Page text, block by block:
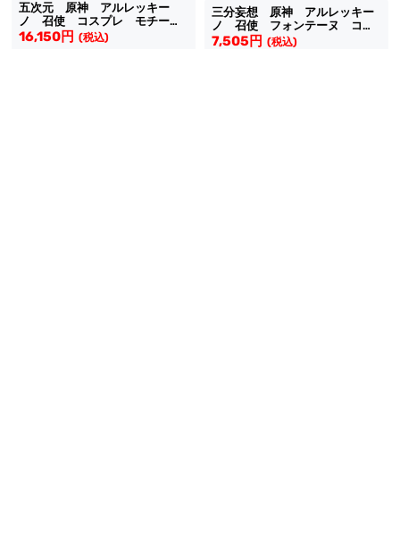
五次元 原神 アルレッキー
ノ 召使 コスプレ モチーフ
武器 赤月のシルエット 鎌形
16,150円 (税込)
三分妄想 原神 アルレッキー
ノ 召使 フォンテーヌ コス
プレ 靴
7,505円 (税込)